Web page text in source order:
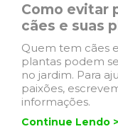
Como evitar
cães e suas
Quem tem cães
plantas podem
no jardim. Para
paixões,
informações.
Continue Lendo >